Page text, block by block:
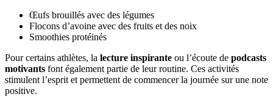
Œufs brouillés avec des légumes
Flocons d’avoine avec des fruits et des noix
Smoothies protéinés
Pour certains athlètes, la lecture inspirante ou l’écoute de podcasts
motivants font également partie de leur routine. Ces activités
stimulent l’esprit et permettent de commencer la journée sur une note
positive.